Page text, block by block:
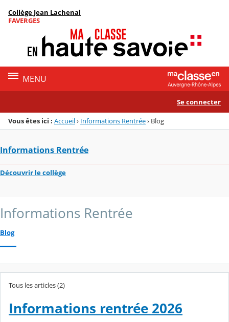
Menu de la rubrique
Contenu
Collège Jean Lachenal
FAVERGES
MENU
Se connecter
Vous êtes ici : Accueil› Informations Rentrée› Blog
Informations Rentrée
Découvrir le collège
Informations Rentrée
Blog
Tous les articles (2)
Informations rentrée 2026